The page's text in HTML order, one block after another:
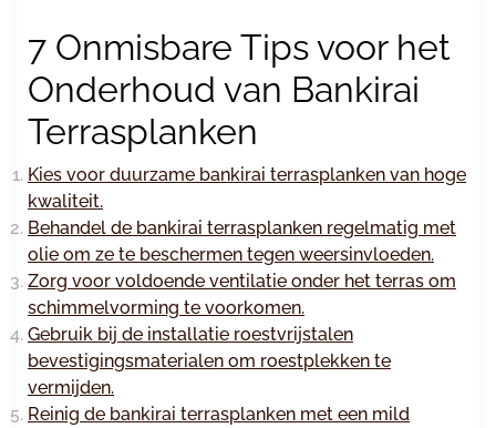
7 Onmisbare Tips voor het
Onderhoud van Bankirai
Terrasplanken
Kies voor duurzame bankirai terrasplanken van hoge
kwaliteit.
Behandel de bankirai terrasplanken regelmatig met
olie om ze te beschermen tegen weersinvloeden.
Zorg voor voldoende ventilatie onder het terras om
schimmelvorming te voorkomen.
Gebruik bij de installatie roestvrijstalen
bevestigingsmaterialen om roestplekken te
vermijden.
Reinig de bankirai terrasplanken met een mild